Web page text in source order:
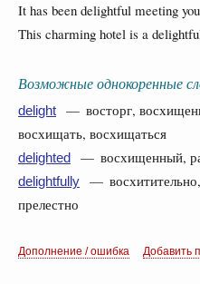
It has been delightful meeting
This charming hotel is a
Возможные однокоренные
delight
— восторг,
восхищать, восхищаться
delighted — восхищенный,
delightfully
—
прелестно
Дополнение / ошибка Добавить